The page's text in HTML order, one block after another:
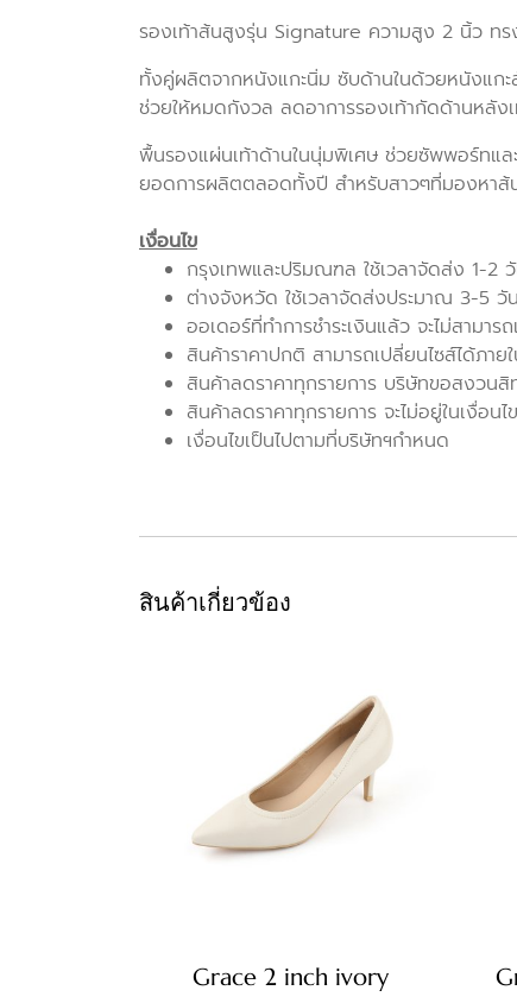
รองเท้าส้นสูงรุ่น Signature ความสูง 2 นิ้ว ทรง
ทั้งคู่ผลิตจากหนังแกะนิ่ม ซับด้านในด้วยหนังแก
ช่วยให้หมดกังวล ลดอาการรองเท้ากัดด้านหลัง
พื้นรองแผ่นเท้าด้านในนุ่มพิเศษ ช่วยซัพพอร์ทแล
ยอดการผลิตตลอดทั้งปี สำหรับสาวๆที่มองหาส้
เงื่อนไข
กรุงเทพและปริมณฑล ใช้เวลาจัดส่ง 1-2
ต่างจังหวัด ใช้เวลาจัดส่งประมาณ 3-5 วั
ออเดอร์ที่ทำการชำระเงินแล้ว จะไม่สามา
สินค้าราคาปกติ สามารถเปลี่ยนไซส์ได้ภา
สินค้าลดราคาทุกรายการ บริษัทขอสงวน
สินค้าลดราคาทุกรายการ จะไม่อยู่ในเงื่อนไ
เงื่อนไขเป็นไปตามที่บริษัทฯกำหนด
สินค้าเกี่ยวข้อง
Grace 2 inch ivory